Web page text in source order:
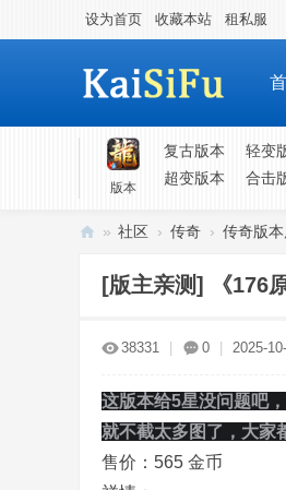
设为首页 收藏本站 租私服
版本
复古版本 轻变
超变版本
合击
» 社区 › 传奇 › 传奇版
[版主亲测] 《176
38331 0 2025-
这版本给5星没问题吧
就不截太多图了，大家
售价： 565 金币